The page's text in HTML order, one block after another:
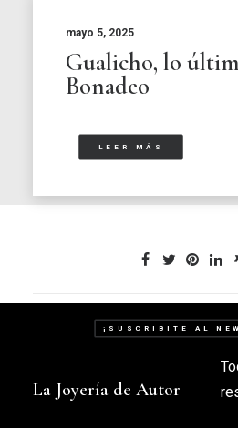
mayo 5, 2025
Gualicho, lo
Bonadeo
LEER MÁS
¡SUSCRIBITE AL
La Joyería de Autor